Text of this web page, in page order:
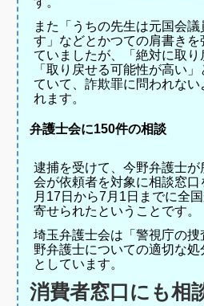
また「 うちの先生は元国会議
す 」などとかつての肩書き
ていましたが、「絶対に取
「取り戻せる可能性が高い
ていて、詐欺罪に問われない
れます。
弁護士会に150件の相談
逮捕を受けて、今野弁護士
会が依頼者を対象に相談窓
月17日から7月1日までに全
寄せられたということです。
埼玉弁護士会は「警視庁の
野弁護士についての適切な処
としています。
消費者窓口にも相